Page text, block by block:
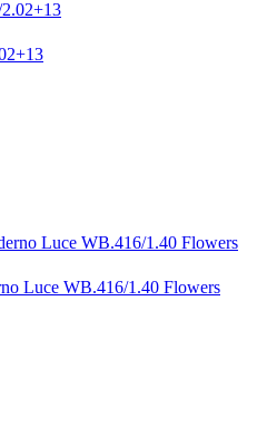
Luce WB.416/1.40 Flowers